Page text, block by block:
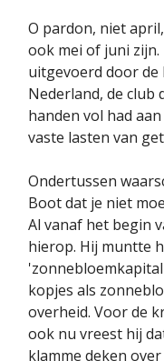
O pardon, niet
ook mei of juni
uitgevoerd door de
Nederland, de club
handen vol had
vaste lasten van
Ondertussen
Boot dat je niet
Al vanaf het begin
hierop. Hij muntte
kopjes als
overheid. Voor de
ook nu vreest hij
klamme deken